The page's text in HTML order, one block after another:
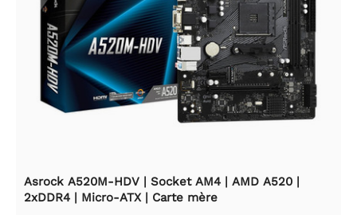
Asrock A520M-HDV | Socket AM4 | AMD A520 |
2xDDR4 | Micro-ATX | Carte mère